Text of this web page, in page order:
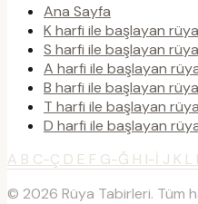
Ana Sayfa
K harfi ile başlayan
S harfi ile başlayan
A harfi ile başlayan
B harfi ile başlayan
T harfi ile başlayan
D harfi ile başlayan
A B C-Ç D E F G-Ğ H I-İ J K L
© 2026 Rüya Tabirleri. Tüm